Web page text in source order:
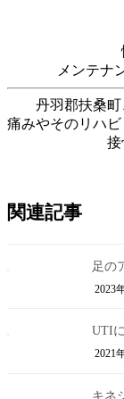
メンテナ
丹羽郡扶桑町
痛みやそのリハ
接
関連記事
足の
2023
UTI
2021
キネ